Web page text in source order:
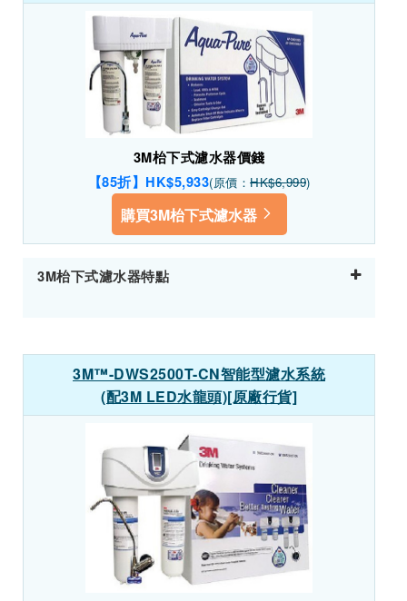
3M枱下式濾水器價錢
【85折】HK$5,933(原價： HK$6,999)
購買3M枱下式濾水器
3M枱下式濾水器特點
3M™-DWS2500T-CN智能型濾水系統
(配3M LED水龍頭)[原廠行貨]